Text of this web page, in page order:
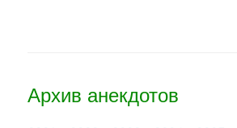
Архив анекдотов